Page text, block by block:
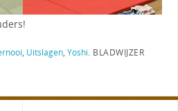
, Uitslagen, Yoshi. BLADWIJZER